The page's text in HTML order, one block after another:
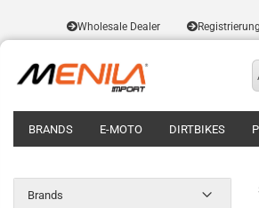
Wholesale Dealer
BRANDS E-MOTO DIRTBIKES
Brands